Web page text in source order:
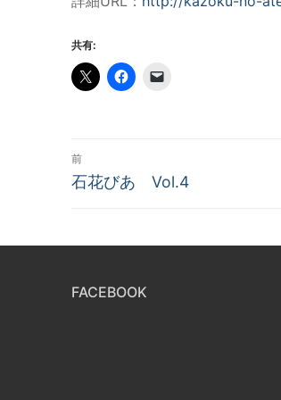
共有:
投
稿
ゲ
前
前
稿:
石花びあ Vol.4
FACEBOOK